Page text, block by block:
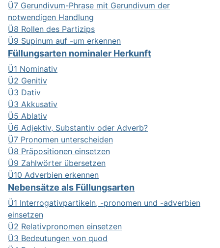
Ü7 Gerundivum-Phrase mit Gerundivum der
notwendigen Handlung
Ü8 Rollen des Partizips
Ü9 Supinum auf -um erkennen
Füllungsarten nominaler Herkunft
Ü1 Nominativ
Ü2 Genitiv
Ü3 Dativ
Ü3 Akkusativ
Ü5 Ablativ
Ü6 Adjektiv, Substantiv oder Adverb?
Ü7 Pronomen unterscheiden
Ü8 Präpositionen einsetzen
Ü9 Zahlwörter übersetzen
Ü10 Adverbien erkennen
Nebensätze als Füllungsarten
Ü1 Interrogativpartikeln, -pronomen und -adverbien
einsetzen
Ü2 Relativpronomen einsetzen
Ü3 Bedeutungen von quod